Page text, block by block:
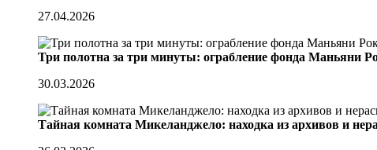
27.04.2026
Три полотна за три минуты: ограбление фонда Маньяни
30.03.2026
Тайная комната Микеланджело: находка из архивов и